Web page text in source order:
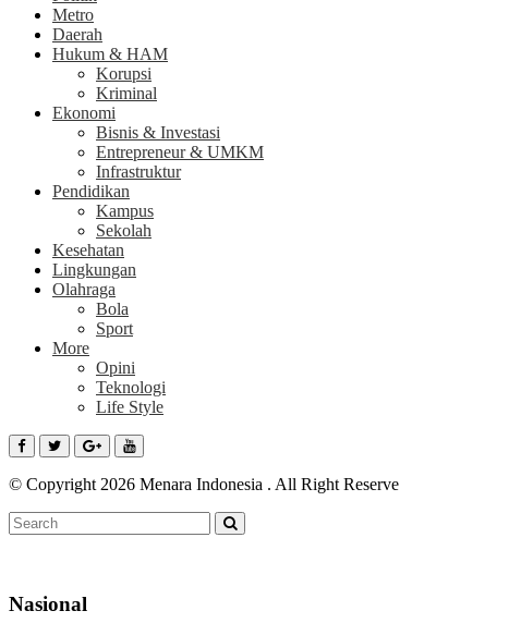
Metro
Daerah
Hukum & HAM
Korupsi
Kriminal
Ekonomi
Bisnis & Investasi
Entrepreneur & UMKM
Infrastruktur
Pendidikan
Kampus
Sekolah
Kesehatan
Lingkungan
Olahraga
Bola
Sport
More
Opini
Teknologi
Life Style
© Copyright 2026 Menara Indonesia . All Right Reserve
Nasional